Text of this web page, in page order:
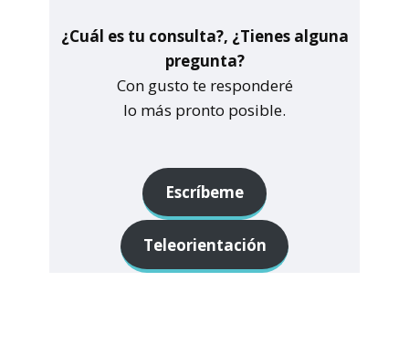
¿Cuál es tu consulta?, ¿Tienes alguna
pregunta?
Con gusto te responderé
lo más pronto posible.
Escríbeme
Teleorientación